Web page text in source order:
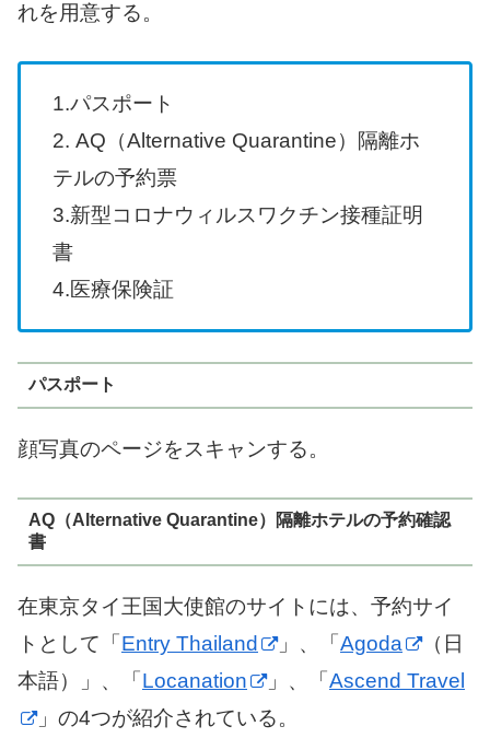
れを用意する。
1.パスポート
2. AQ（Alternative Quarantine）隔離ホ
テルの予約票
3.新型コロナウィルスワクチン接種証明
書
4.医療保険証
パスポート
顔写真のページをスキャンする。
AQ（Alternative Quarantine）隔離ホテルの予約確認
書
在東京タイ王国大使館のサイトには、予約サイ
トとして「 Entry Thailand 」、「 Agoda
（日
本語）」、「 Locanation 」、「 Ascend Travel
」の4つが紹介されている。